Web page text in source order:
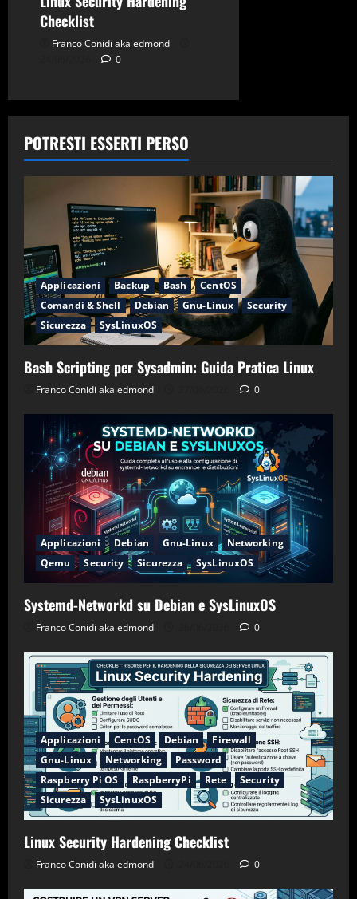
Checklist
Franco Conidi aka edmond
0
POTRESTI ESSERTI PERSO
Applicazioni Backup Bash
CentOS
Comandi & Shell
Debian Gnu-Linux
Security
Sicurezza
SysLinuxOS
Bash Scripting per Sysadmin: Guida Pratica Linux
Franco Conidi aka edmond 0
Applicazioni Debian Gnu-Linux
Networking
Qemu
Security Sicurezza SysLinuxOS
Systemd-Networkd su Debian e SysLinuxOS
Franco Conidi aka edmond 0
Applicazioni CentOS Debian
Firewall
Gnu-Linux
Networking
Password
Raspberry Pi OS
RaspberryPi Rete
Security
Sicurezza
SysLinuxOS
Linux Security Hardening Checklist
Franco Conidi aka edmond 0